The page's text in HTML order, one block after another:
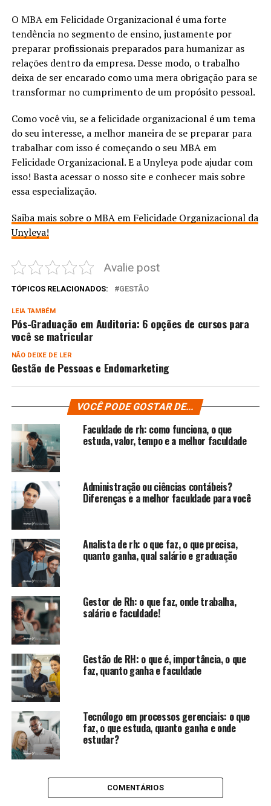
O MBA em Felicidade Organizacional é uma forte
tendência no segmento de ensino, justamente por
preparar profissionais preparados para humanizar as
relações dentro da empresa. Desse modo, o trabalho
deixa de ser encarado como uma mera obrigação para se
transformar no cumprimento de um propósito pessoal.
Como você viu, se a felicidade organizacional é um tema
do seu interesse, a melhor maneira de se preparar para
trabalhar com isso é começando o seu MBA em
Felicidade Organizacional. E a Unyleya pode ajudar com
isso! Basta acessar o nosso site e conhecer mais sobre
essa especialização.
Saiba mais sobre o MBA em Felicidade Organizacional da
Unyleya!
Avalie post
TÓPICOS RELACIONADOS: GESTÃO
LEIA TAMBÉM
Pós-Graduação em Auditoria: 6 opções de cursos para
você se matricular
NÃO DEIXE DE LER
Gestão de Pessoas e Endomarketing
VOCÊ PODE GOSTAR DE...
Faculdade de rh: como funciona, o que
estuda, valor, tempo e a melhor faculdade
Administração ou ciências contábeis?
Diferenças e a melhor faculdade para você
Analista de rh: o que faz, o que precisa,
quanto ganha, qual salário e graduação
Gestor de Rh: o que faz, onde trabalha,
salário e faculdade!
Gestão de RH: o que é, importância, o que
faz, quanto ganha e faculdade
Tecnólogo em processos gerenciais: o que
faz, o que estuda, quanto ganha e onde
estudar?
COMENTÁRIOS